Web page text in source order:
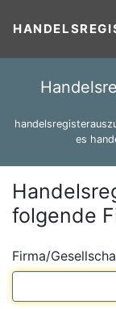
es
folgende
Firma/